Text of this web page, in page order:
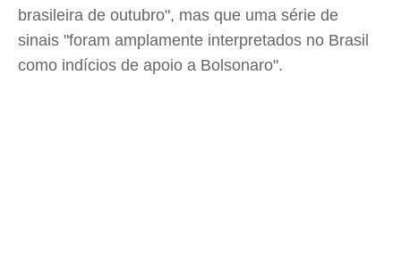
brasileira de outubro", mas que uma série de
sinais "foram amplamente interpretados no Brasil
como indícios de apoio a Bolsonaro".